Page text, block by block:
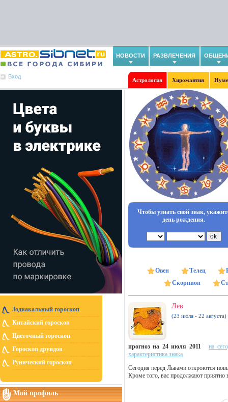
НОВОСТИ РАЗВЛЕЧЕНИЯ
Вход
Астрология Хиромантия
Зодиакальный гороскоп
Китайский гороскоп
Цветочный гороскоп
Гороскоп друидов
Рунический гороскоп
Мой профиль
Чтобы узнать свой знак,
день рождения.
Овен Телец
Скорпион
Лев
(23 июля - 22 августа)
прогноз на 24 июля 2011
на
характеристика знака
Сегодня перед Львами откроются
Кроме того, вас продолжают приятно